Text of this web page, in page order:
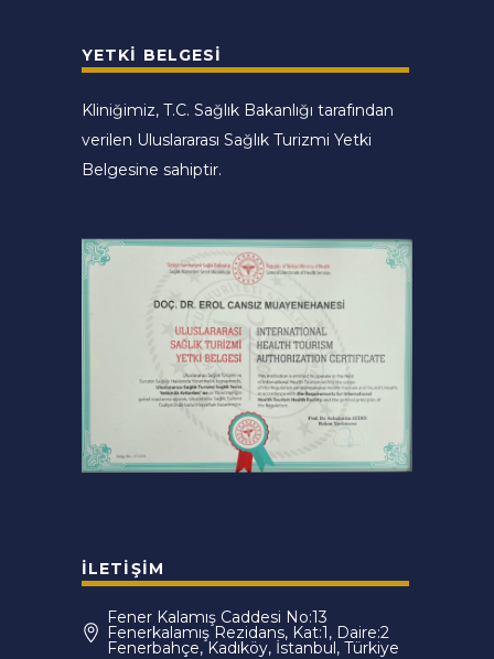
YETKI BELGESI
Kliniğimiz, T.C. Sağlık Bakanlığı tarafından
verilen Uluslararası Sağlık Turizmi Yetki
Belgesine sahiptir.
İLETIŞIM
Fener Kalamış Caddesi No:13
Fenerkalamış Rezidans, Kat:1, Daire:2
Fenerbahçe, Kadıköy, İstanbul, Türkiye